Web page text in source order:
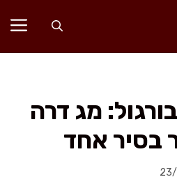
מג דרה
בסיר אחד